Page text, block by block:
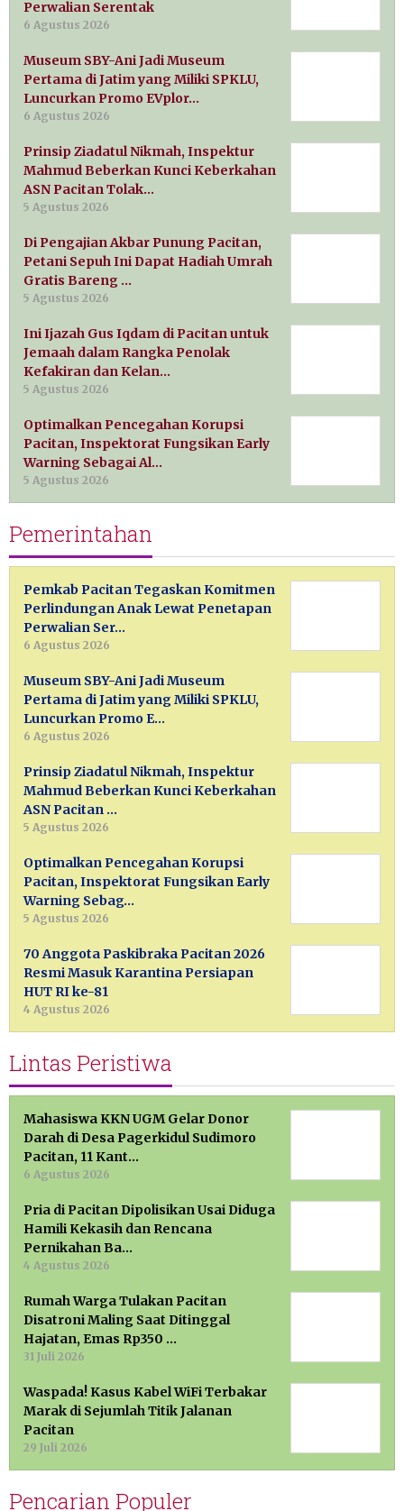
Perwalian Serentak
6 Agustus 2026
Museum SBY-Ani Jadi Museum
Pertama di Jatim yang Miliki SPKLU,
Luncurkan Promo EVplor…
6 Agustus 2026
Prinsip Ziadatul Nikmah, Inspektur
Mahmud Beberkan Kunci Keberkahan
ASN Pacitan Tolak…
5 Agustus 2026
Di Pengajian Akbar Punung Pacitan,
Petani Sepuh Ini Dapat Hadiah Umrah
Gratis Bareng …
5 Agustus 2026
Ini Ijazah Gus Iqdam di Pacitan untuk
Jemaah dalam Rangka Penolak
Kefakiran dan Kelan…
5 Agustus 2026
Optimalkan Pencegahan Korupsi
Pacitan, Inspektorat Fungsikan Early
Warning Sebagai Al…
5 Agustus 2026
Pemerintahan
Pemkab Pacitan Tegaskan Komitmen
Perlindungan Anak Lewat Penetapan
Perwalian Ser…
6 Agustus 2026
Museum SBY-Ani Jadi Museum
Pertama di Jatim yang Miliki SPKLU,
Luncurkan Promo E…
6 Agustus 2026
Prinsip Ziadatul Nikmah, Inspektur
Mahmud Beberkan Kunci Keberkahan
ASN Pacitan …
5 Agustus 2026
Optimalkan Pencegahan Korupsi
Pacitan, Inspektorat Fungsikan Early
Warning Sebag…
5 Agustus 2026
70 Anggota Paskibraka Pacitan 2026
Resmi Masuk Karantina Persiapan
HUT RI ke-81
4 Agustus 2026
Lintas Peristiwa
Mahasiswa KKN UGM Gelar Donor
Darah di Desa Pagerkidul Sudimoro
Pacitan, 11 Kant…
6 Agustus 2026
Pria di Pacitan Dipolisikan Usai Diduga
Hamili Kekasih dan Rencana
Pernikahan Ba…
4 Agustus 2026
Rumah Warga Tulakan Pacitan
Disatroni Maling Saat Ditinggal
Hajatan, Emas Rp350 …
31 Juli 2026
Waspada! Kasus Kabel WiFi Terbakar
Marak di Sejumlah Titik Jalanan
Pacitan
29 Juli 2026
Pencarian Populer